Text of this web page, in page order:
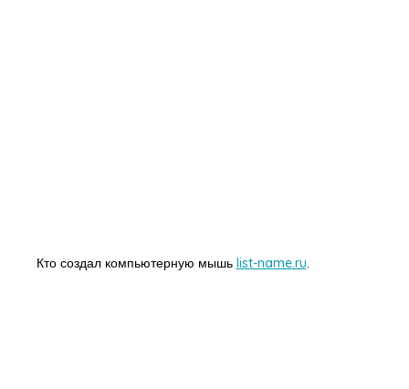
Кто создал компьютерную мышь list-name.ru.